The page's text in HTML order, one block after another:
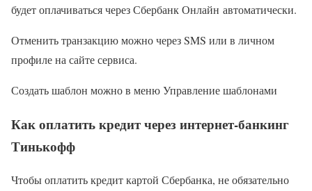
будет оплачиваться через Сбербанк Онлайн автоматически.
Отменить транзакцию можно через SMS или в личном
профиле на сайте сервиса.
Создать шаблон можно в меню Управление шаблонами
Как оплатить кредит через интернет-банкинг
Тинькофф
Чтобы оплатить кредит картой Сбербанка, не обязательно